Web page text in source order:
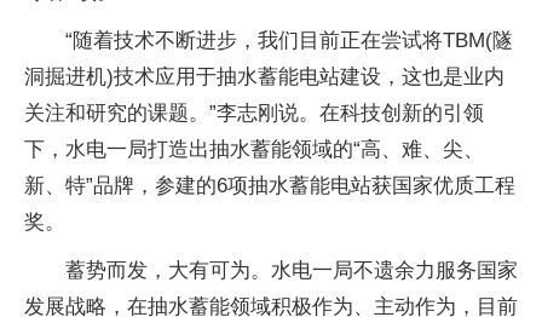
“随着技术不断进步，我们目前正在尝试将TBM(隧
洞掘进机)技术应用于抽水蓄能电站建设，这也是业内
关注和研究的课题。”李志刚说。在科技创新的引领
下，水电一局打造出抽水蓄能领域的“高、难、尖、
新、特”品牌，参建的6项抽水蓄能电站获国家优质工程
奖。
蓄势而发，大有可为。水电一局不遗余力服务国家
发展战略，在抽水蓄能领域积极作为、主动作为，目前